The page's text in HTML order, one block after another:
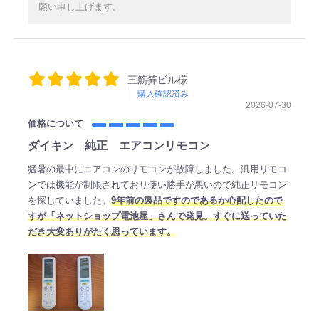
願い申し上げます。
三筋笄ビル様
購入確認済み
2026-07-30
価格について
ダイキン 純正 エアコンリモコン
猛暑の最中にエアコンのリモコンが故障しました。汎用リモコ
ンでは機能が制限されており使い勝手が悪いので純正リモコン
を探していました。 9年前の製品ですのであるか心配したので
すが「ネットショップ電池屋」さんで発見。すぐに送っていた
だき大変ありがたく思っています。